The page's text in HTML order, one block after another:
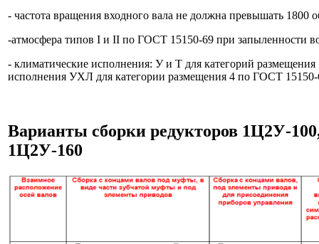
- частота вращения входного вала не должна превышать 1800
-атмосфера типов I и II по ГОСТ 15150-69 при запыленности
- климатические исполнения: У и Т для категорий
исполнения УХЛ для категории размещения 4 по ГОСТ 15150-
Варианты сборки редукторов 1Ц2У-
1Ц2У-160